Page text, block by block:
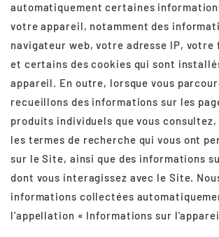
automatiquement certaines
votre appareil, notamment des
navigateur web, votre adresse IP, votre
et certains des cookies qui sont
appareil. En outre, lorsque vous
recueillons des informations sur les
produits individuels que vous consultez,
les termes de recherche qui vous ont
sur le Site, ainsi que des informations
dont vous interagissez avec le Site.
informations collectées
l'appellation « Informations sur